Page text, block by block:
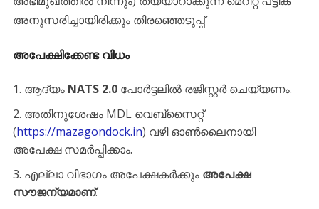
അനുസരിച്ചായിരിക്കും തിരഞ്ഞെടുപ്പ്
അപേക്ഷിക്കേണ്ട വിധം
​ആദ്യം NATS 2.0പോർട്ടലിൽ രജിസ്റ്റർ ചെയ്യണം.
അതിനുശേഷം MDL വെബ്സൈറ്റ്
(https://mazagondock.in) വഴി ഓൺലൈനായി
അപേക്ഷ സമർപ്പിക്കാം.
എല്ലാ വിഭാഗം അപേക്ഷകർക്കും അപേക്ഷ
സൗജന്യമാണ്.